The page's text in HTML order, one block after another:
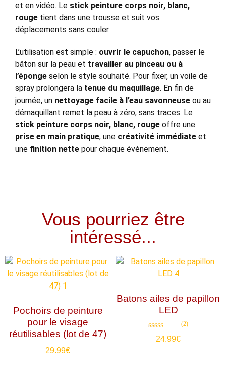
et en vidéo. Le stick peinture corps noir, blanc,
rouge tient dans une trousse et suit vos
déplacements sans couler.
L’utilisation est simple : ouvrir le capuchon, passer le
bâton sur la peau et travailler au pinceau ou à
l’éponge selon le style souhaité. Pour fixer, un voile de
spray prolongera la tenue du maquillage. En fin de
journée, un nettoyage facile à l’eau savonneuse ou au
démaquillant remet la peau à zéro, sans traces. Le
stick peinture corps noir, blanc, rouge offre une
prise en main pratique, une créativité immédiate et
une finition nette pour chaque événement.
Vous pourriez être
intéressé...
Pochoirs de peinture
pour le visage
réutilisables (lot de 47)
29.99€
Batons ailes de papillon
LED
5.00
(2)
24.99€